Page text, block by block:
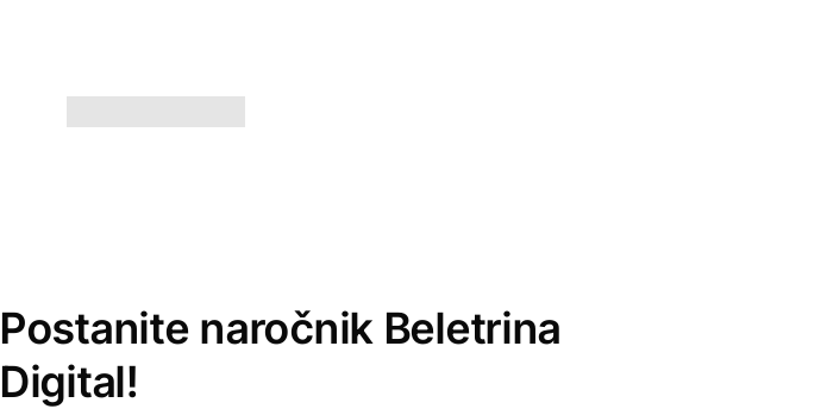
Postanite naročnik Beletrina
Digital!